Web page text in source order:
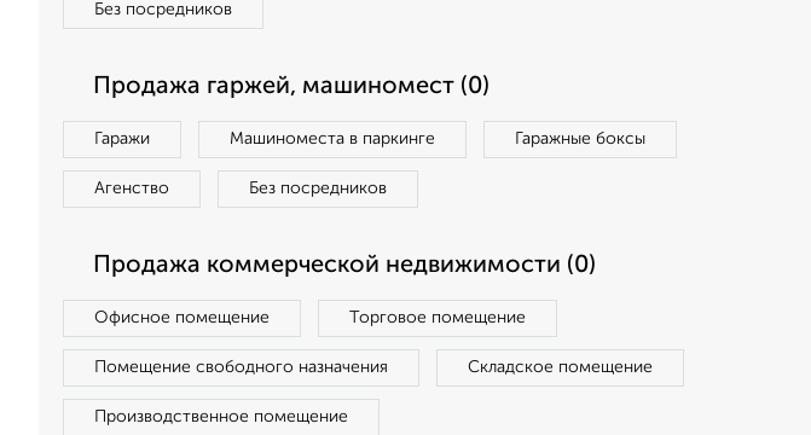
Без посредников
Продажа гаржей, машиномест (0)
Гаражи Машиноместа в паркинге Гаражные боксы
Агенство Без посредников
Продажа коммерческой недвижимости (0)
Офисное помещение Торговое помещение
Помещение свободного назначения Складское помещение
Производственное помещение